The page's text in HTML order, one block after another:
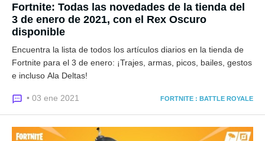
Fortnite: Todas las novedades de la tienda del
3 de enero de 2021, con el Rex Oscuro
disponible
Encuentra la lista de todos los artículos diarios en la tienda de
Fortnite para el 3 de enero: ¡Trajes, armas, picos, bailes, gestos
e incluso Ala Deltas!
• 03 ene 2021 FORTNITE : BATTLE ROYALE